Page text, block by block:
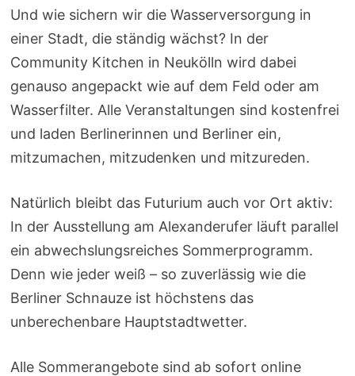
Und wie sichern wir die Wasserversorgung in
einer Stadt, die ständig wächst? In der
Community Kitchen in Neukölln wird dabei
genauso angepackt wie auf dem Feld oder am
Wasserfilter. Alle Veranstaltungen sind kostenfrei
und laden Berlinerinnen und Berliner ein,
mitzumachen, mitzudenken und mitzureden.
Natürlich bleibt das Futurium auch vor Ort aktiv:
In der Ausstellung am Alexanderufer läuft parallel
ein abwechslungsreiches Sommerprogramm.
Denn wie jeder weiß – so zuverlässig wie die
Berliner Schnauze ist höchstens das
unberechenbare Hauptstadtwetter.
Alle Sommerangebote sind ab sofort online